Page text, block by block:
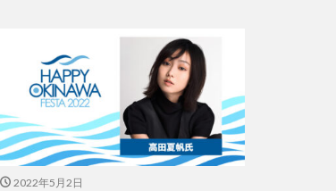
2022年5月2日